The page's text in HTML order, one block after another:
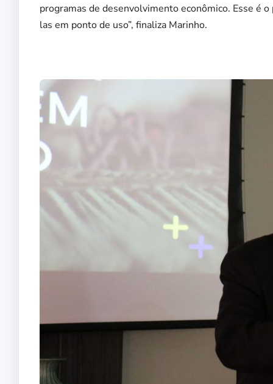
programas de desenvolvimento econômico. Esse é
las em ponto de uso”, finaliza Marinho.